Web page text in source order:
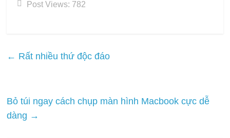
Post Views: 782
← Rất nhiều thứ độc đáo
Bỏ túi ngay cách chụp màn hình Macbook cực dễ
dàng →